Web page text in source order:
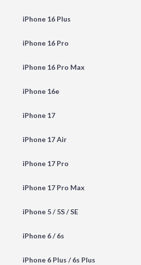
iPhone 16 Plus
iPhone 16 Pro
iPhone 16 Pro Max
iPhone 16e
iPhone 17
iPhone 17 Air
iPhone 17 Pro
iPhone 17 Pro Max
iPhone 5 / 5S / SE
iPhone 6 / 6s
iPhone 6 Plus / 6s Plus